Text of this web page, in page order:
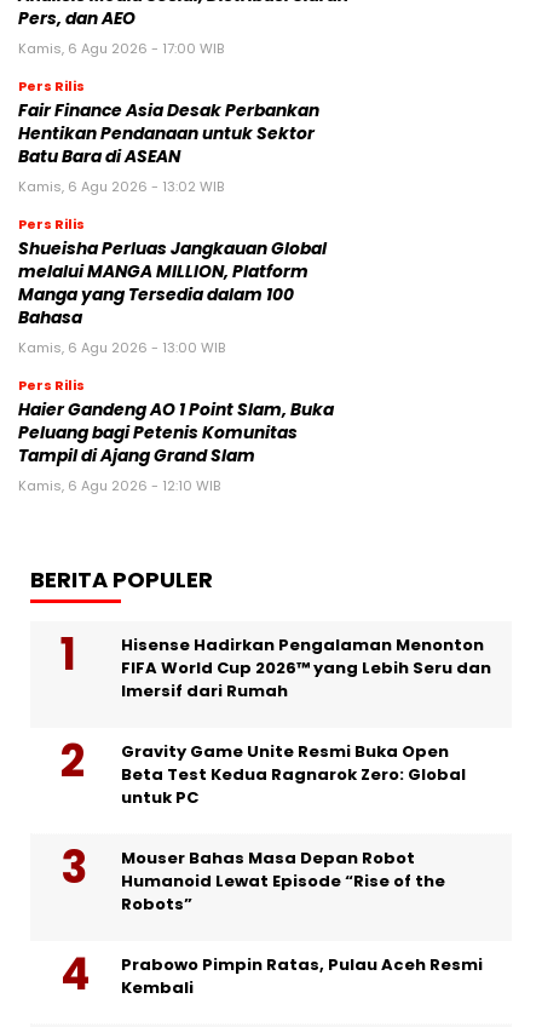
Pers, dan AEO
Kamis, 6 Agu 2026 - 17:00 WIB
Pers Rilis
Fair Finance Asia Desak Perbankan
Hentikan Pendanaan untuk Sektor
Batu Bara di ASEAN
Kamis, 6 Agu 2026 - 13:02 WIB
Pers Rilis
Shueisha Perluas Jangkauan Global
melalui MANGA MILLION, Platform
Manga yang Tersedia dalam 100
Bahasa
Kamis, 6 Agu 2026 - 13:00 WIB
Pers Rilis
Haier Gandeng AO 1 Point Slam, Buka
Peluang bagi Petenis Komunitas
Tampil di Ajang Grand Slam
Kamis, 6 Agu 2026 - 12:10 WIB
BERITA POPULER
Hisense Hadirkan Pengalaman Menonton
FIFA World Cup 2026™ yang Lebih Seru dan
Imersif dari Rumah
Gravity Game Unite Resmi Buka Open
Beta Test Kedua Ragnarok Zero: Global
untuk PC
Mouser Bahas Masa Depan Robot
Humanoid Lewat Episode “Rise of the
Robots”
Prabowo Pimpin Ratas, Pulau Aceh Resmi
Kembali